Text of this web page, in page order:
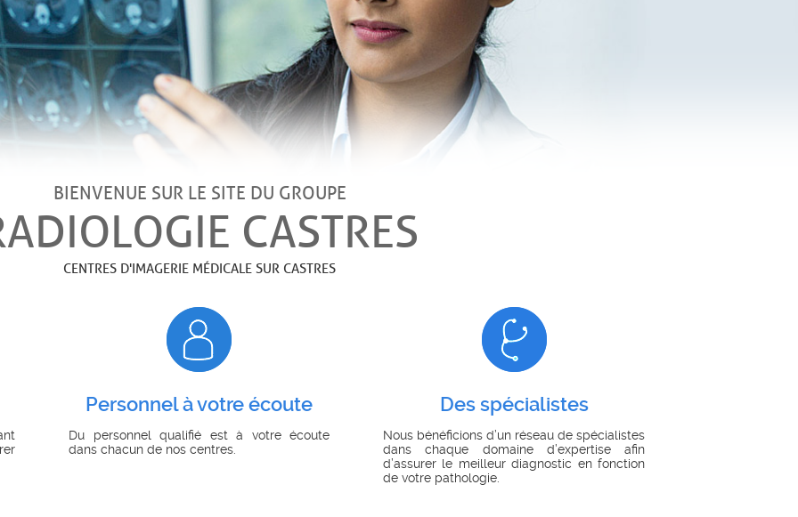
BIENVENUE SUR LE SITE DU GROUPE
CASTRES
CENTRES D'IMAGERIE MÉDICALE SUR CASTRES
Personnel à votre écoute
Du personnel qualifié est à votre écoute
dans chacun de nos centres.
Des spécialistes
Nous bénéficions d’un réseau de spécialistes
dans chaque domaine d’expertise afin
d’assurer le meilleur diagnostic en fonction
de votre pathologie.